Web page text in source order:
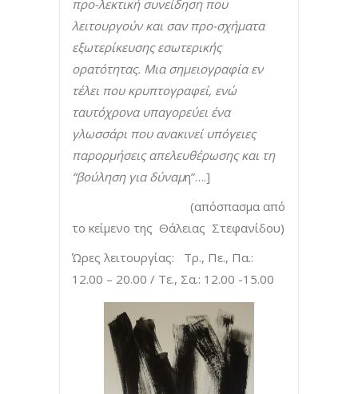
προ-λεκτική συνείδηση που
λειτουργούν και σαν προ-σχήματα
εξωτερίκευσης εσωτερικής
ορατότητας. Μια σημειογραφία εν
τέλει που κρυπτογραφεί, ενώ
ταυτόχρονα υπαγορεύει ένα
γλωσσάρι που ανακινεί υπόγειες
παρορμήσεις απελευθέρωσης και τη
“βούληση για δύναμη”….]
(απόσπασμα από
το κείμενο της Θάλειας Στεφανίδου)
Ώρες λειτουργίας: Τρ., Πε., Πα.:
12.00 – 20.00 / Τε., Σα.: 12.00 -15.00